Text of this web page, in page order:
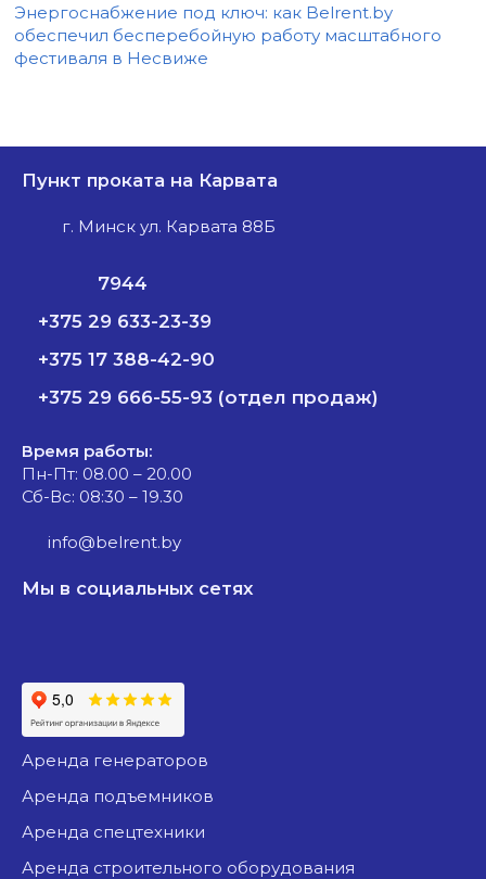
Энергоснабжение под ключ: как Belrent.by
обеспечил бесперебойную работу масштабного
фестиваля в Несвиже
Пункт проката на Карвата
г. Минск ул. Карвата 88Б
7944
+375 29 633-23-39
+375 17 388-42-90
+375 29 666-55-93 (отдел продаж)
Время работы:
Пн-Пт: 08.00 – 20.00
Сб-Вс: 08:30 – 19.30
info@belrent.by
Мы в социальных сетях
аренда генераторов
аренда подъемников
аренда спецтехники
аренда строительного оборудования